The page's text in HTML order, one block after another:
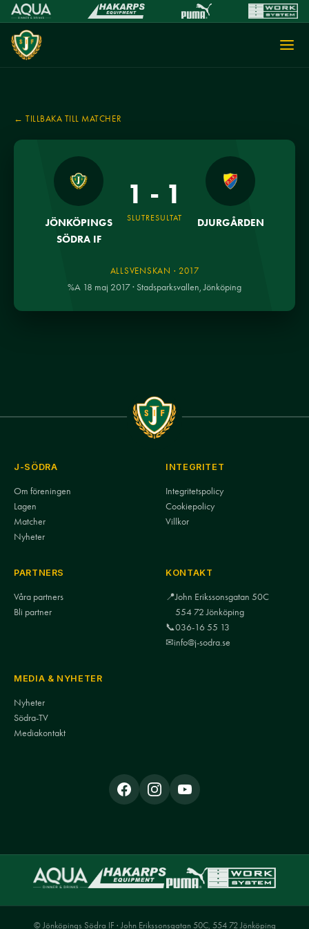
← TILLBAKA TILL MATCHER
JÖNKÖPINGS
SÖDRA IF
1 - 1
SLUTRESULTAT DJURGÅRDEN
ALLSVENSKAN · 2017
%A 18 maj 2017 · Stadsparksvallen, Jönköping
J-SÖDRA
Om föreningen
Lagen
Matcher
Nyheter
INTEGRITET
Integritetspolicy
Cookiepolicy
Villkor
PARTNERS
Våra partners
Bli partner
KONTAKT
📍John Erikssonsgatan 50C
554 72 Jönköping
📞036-16 55 13
✉info@j-sodra.se
MEDIA & NYHETER
Nyheter
Södra-TV
Mediakontakt
© Jönköpings Södra IF · John Erikssonsgatan 50C, 554 72 Jönköping